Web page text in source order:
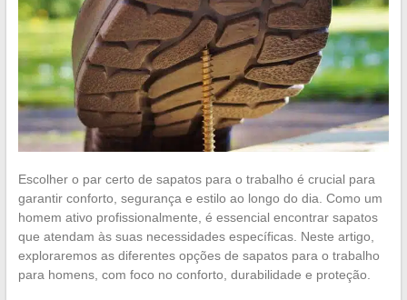
Escolher o par certo de sapatos para o trabalho é crucial para
garantir conforto, segurança e estilo ao longo do dia. Como um
homem ativo profissionalmente, é essencial encontrar sapatos
que atendam às suas necessidades específicas. Neste artigo,
exploraremos as diferentes opções de sapatos para o trabalho
para homens, com foco no conforto, durabilidade e proteção.